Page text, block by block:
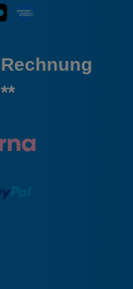
Rechnung
**